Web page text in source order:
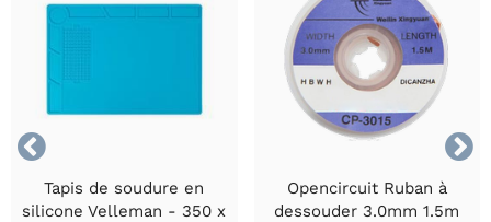


Tapis de soudure en
silicone Velleman - 350 x
Opencircuit Ruban à
dessouder 3.0mm 1.5m